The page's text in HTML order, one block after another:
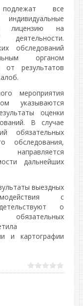
все
лицензию на
деятельности.
обследований
органом
результатов
мероприятия
указываются
оценки
В случае
обязательных
обследования,
дальнейших
выездных
с
о
и картографии